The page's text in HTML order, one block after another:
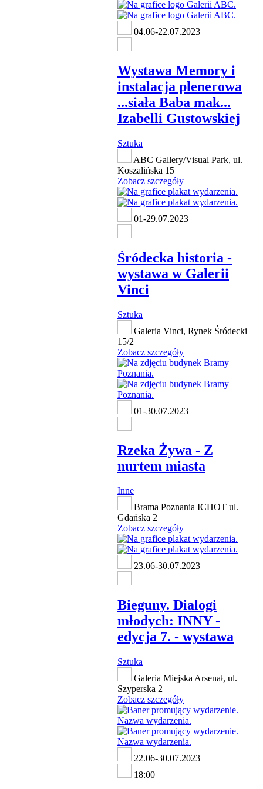
04.06-22.07.2023
Wystawa Memory i
instalacja plenerowa
...siała Baba mak...
Izabelli Gustowskiej
Sztuka
ABC Gallery/Visual Park, ul.
Koszalińska 15
Zobacz szczegóły
01-29.07.2023
Śródecka historia -
wystawa w Galerii
Vinci
Sztuka
Galeria Vinci, Rynek Śródecki
15/2
Zobacz szczegóły
01-30.07.2023
Rzeka Żywa - Z
nurtem miasta
Inne
Brama Poznania ICHOT ul.
Gdańska 2
Zobacz szczegóły
23.06-30.07.2023
Bieguny. Dialogi
młodych: INNY -
edycja 7. - wystawa
Sztuka
Galeria Miejska Arsenał, ul.
Szyperska 2
Zobacz szczegóły
22.06-30.07.2023
18:00